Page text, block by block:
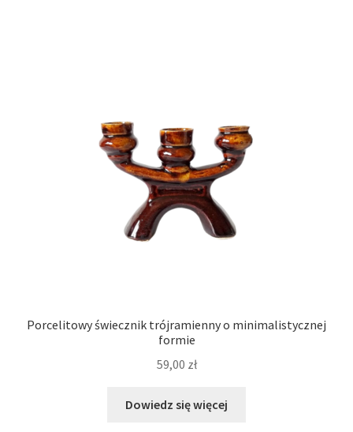
Porcelitowy świecznik trójramienny o minimalistycznej
formie
59,00 zł
Dowiedz się więcej